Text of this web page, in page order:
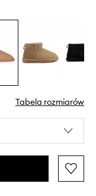
Tabela rozmiarów